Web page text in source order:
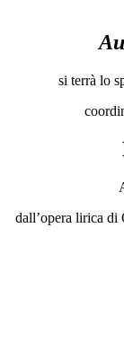
si terrà lo
dall’opera lirica di